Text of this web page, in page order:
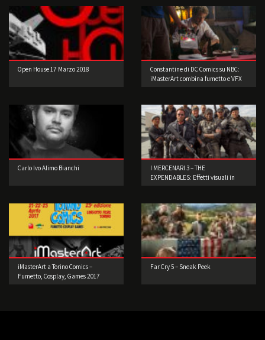
Open House 17 Marzo 2018
Constantine di DC Comics su NBC:
iMasterArt combina fumetto e VFX
Carlo Ivo Alimo Bianchi
I MERCENARI 3 – THE
EXPENDABLES: Effetti visuali in
iMasterArt a Torino Comics –
Fumetto, Cosplay, Games 2017
Far Cry 5 – Sneak Peek